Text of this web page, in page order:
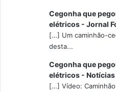
Cegonha que
elétricos - Jornal
[…] Um caminhão-
desta...
Cegonha que
elétricos -
[…] Vídeo: